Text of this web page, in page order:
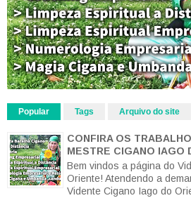
Popular Tags Arquivo do site
CONFIRA OS
MESTRE CIGANO IAGO
Bem vindos a página do
Oriente! Atendendo a
Vidente Cigano Iago do